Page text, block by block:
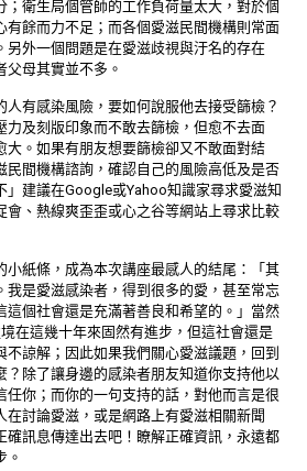
；衛生局個管師的工作負荷量太大，對於個
有餘而力不足；而各個愛滋民間機構則常面
另外一個問題是在愛滋歧視與汙名的存在
父母其實並不多。
人有感染風險，要如何說服他去接受篩檢？
力及刻版印象而不敢去篩檢，但愈不去面
大。如果有朋友想要篩檢卻又不敢面對結
民間機構諮詢，確認自己的風險高低及是否
」建議在Google或Yahoo知識家尋求愛滋知
會、熱線爽歪歪或心之谷等網站上尋求比較
小紙條，成為本次講座最感人的結尾：「其
我是愛滋感染者，得到很多的愛，甚至常忘
這個社會還是充滿著善良和希望的。」當然
在這幾十年來固然有進步，但這社會還是
不諒解；因此如果我們關心愛滋議題，回到
？除了讓身邊的感染者朋友知道你支持他以
任你；而你的一句支持的話，對他而言是很
在討論愛滋，或是網路上有愛滋相關新聞
確訊息傳達出去吧！瞭解正確資訊，永遠都
。